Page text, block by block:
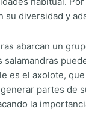
su diversidad y
abarcan un
es el axolote,
partes de
la